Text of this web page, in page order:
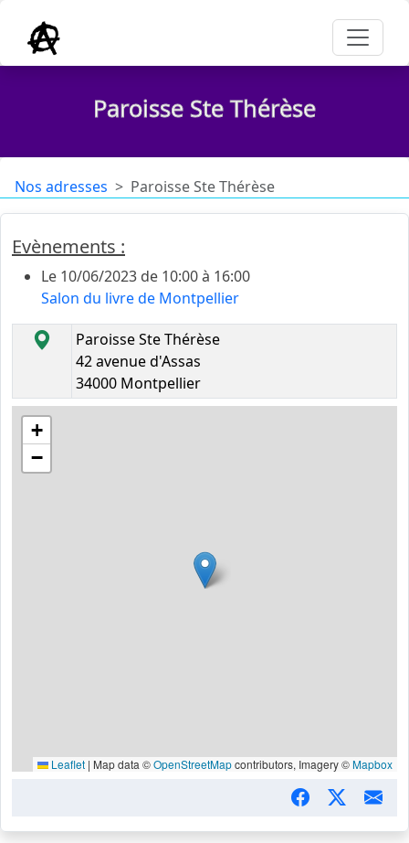
Paroisse Ste Thérèse
Nos adresses Paroisse Ste Thérèse
Evènements :
Le 10/06/2023 de 10:00 à 16:00
Salon du livre de Montpellier
Paroisse Ste Thérèse
42 avenue d'Assas
34000 Montpellier
+
−
Leaflet | Map data ©OpenStreetMapcontributors, Imagery ©Mapbox